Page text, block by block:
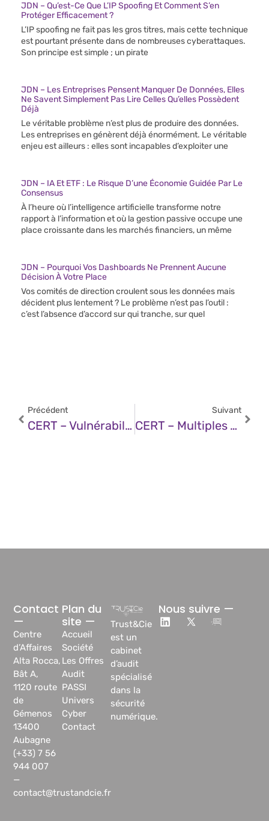
JDN – Qu’est-Ce Que L’IP Spoofing Et Comment S’en
Protéger Efficacement ?
L’IP spoofing ne fait pas les gros titres, mais cette technique
est pourtant présente dans de nombreuses cyberattaques.
Son principe est simple ; un pirate
JDN – Les Entreprises Pensent Manquer De Données, Elles
Ne Savent Simplement Pas Lire Celles Qu’elles Possèdent
Déjà
Le véritable problème n’est plus de produire des données.
Les entreprises en génèrent déjà énormément. Le véritable
enjeu est ailleurs : elles sont incapables d’exploiter une
JDN – IA Et ETF : Le Risque D’une Économie Guidée Par Le
Consensus
À l’heure où l’intelligence artificielle transforme notre
rapport à l’information et où la gestion passive occupe une
place croissante dans les marchés financiers, un même
JDN – Pourquoi Vos Dashboards Ne Prennent Aucune
Décision À Votre Place
Vos comités de direction croulent sous les données mais
décident plus lentement ? Le problème n’est pas l’outil :
c’est l’absence d’accord sur qui tranche, sur quel
Précédent
CERT – Vulnérabilité Dans Adobe ColdFusion (24 Décembre 2024)
Suivant
CERT – Multiples Vulnérabilités Dans Le Noyau Linux D’Ubuntu (27 Décembre 2024)
Trust&Cie
est un
cabinet
d’audit
spécialisé
dans la
sécurité
numérique.
Plan du
site —
Accueil
Société
Les Offres
Audit
PASSI
Univers
Cyber
Contact
Contact
—
Centre
d’Affaires
Alta Rocca,
Bât A,
1120 route
de
Gémenos
13400
Aubagne
(+33) 7 56
944 007
—
contact@trustandcie.fr
Nous suivre —